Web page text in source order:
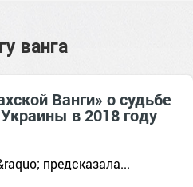
ванга
Ванги» о судьбе
в 2018 году
предсказала...